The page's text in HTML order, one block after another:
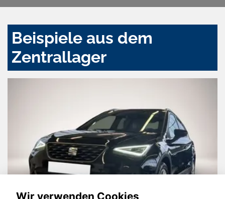
Beispiele aus dem
Zentrallager
Wir verwenden Cookies